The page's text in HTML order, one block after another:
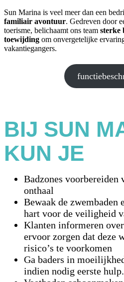
Sun Marina is veel meer dan een
familiair avontuur. Gedreven door
toerisme, belichaamt ons team sterke
toewijding om onvergetelijke
vakantiegangers.
BIJ SUN
KUN JE
Badzones
onthaal
Bewaak de zwembaden
hart voor de veiligheid
Klanten informeren
ervoor zorgen dat deze
risico’s te voorkomen
Ga baders in
indien nodig eerste hulp.